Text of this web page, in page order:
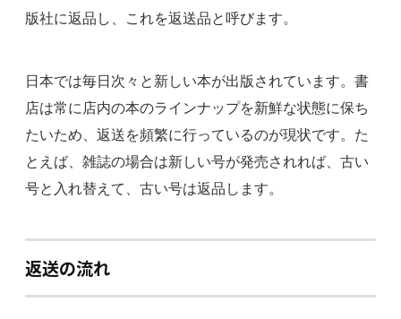
版社に返品し、これを返送品と呼びます。
日本では毎日次々と新しい本が出版されています。書
店は常に店内の本のラインナップを新鮮な状態に保ち
たいため、返送を頻繁に行っているのが現状です。た
とえば、雑誌の場合は新しい号が発売されれば、古い
号と入れ替えて、古い号は返品します。
返送の流れ